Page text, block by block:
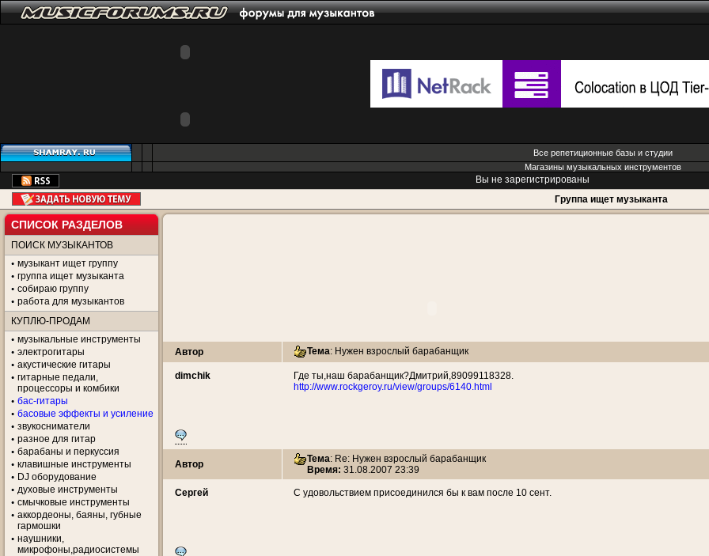
Все репетиционные базы и студии
Магазины музыкальных инструментов
Вы не зарегистрированы
Группа ищет музыканта
СПИСОК РАЗДЕЛОВ
ПОИСК МУЗЫКАНТОВ
музыкант ищет группу
группа ищет музыканта
собираю группу
работа для музыкантов
КУПЛЮ-ПРОДАМ
музыкальные инструменты
электрогитары
акустические гитары
гитарные педали,
процессоры и комбики
бас-гитары
басовые эффекты и усиление
звукосниматели
разное для гитар
барабаны и перкуссия
клавишные инструменты
DJ оборудование
духовые инструменты
смычковые инструменты
аккордеоны, баяны, губные
гармошки
наушники,
микрофоны,радиосистемы
Автор Тема: Нужен взрослый барабанщик
dimchik
Где ты,наш барабанщик?Дмитрий,89099118328.
http://www.rockgeroy.ru/view/groups/6140.html
Автор Тема: Re: Нужен взрослый барабанщик
Время: 31.08.2007 23:39
Сергей С удовольствием присоединился бы к вам после 10 сент.